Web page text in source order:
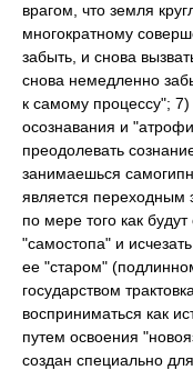
врагом, что земля
многократному
забыть, и снова
снова немедленно
к самому процессу";
осознавания и
преодолевать
занимаешься
является
по мере того как
"самостопа" и
ее "старом"
государством
восприниматься как
путем освоения
создан специально